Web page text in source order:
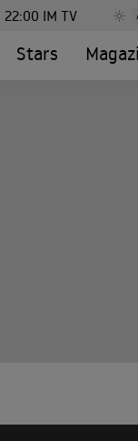
22:00 IM TV
Stars